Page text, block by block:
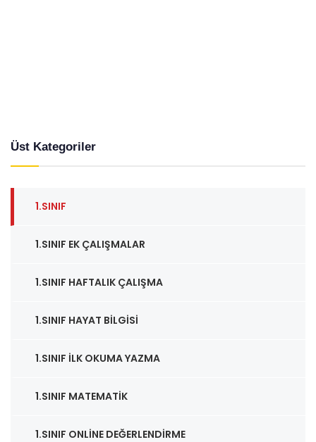
Üst Kategoriler
1.SINIF
1.SINIF EK ÇALIŞMALAR
1.SINIF HAFTALIK ÇALIŞMA
1.SINIF HAYAT BILGISI
1.SINIF İLK OKUMA YAZMA
1.SINIF MATEMATIK
1.SINIF ONLINE DEĞERLENDIRME